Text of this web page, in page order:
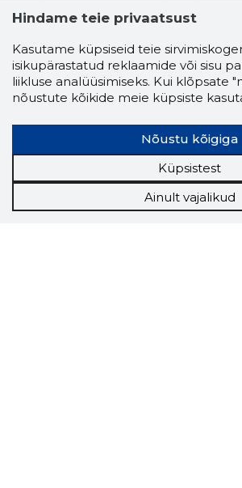
Sinuni OTSEKONTAKTID400 000
Andmed on rikastatud
finantsinfoga.
Sooduspakkumised
Hanked
Sihtkliendid
Hindame teie privaatsust
Kasutame küpsiseid teie
isikupärastatud reklaamide või sisu
liikluse analüüsimiseks. Kui klõpsate
nõustute kõikide meie küpsiste
Nõustu kõigiga
Küpsistest
Ainult vajalikud